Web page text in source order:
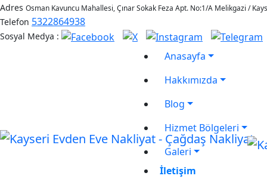
Adres Osman Kavuncu Mahallesi, Çınar Sokak Feza Apt. No:1/A Melikgazi /
Telefon 5322864938
Sosyal Medya :
Anasayfa
Hakkımızda
Blog
Hizmet Bölgeleri
Galeri
İletişim